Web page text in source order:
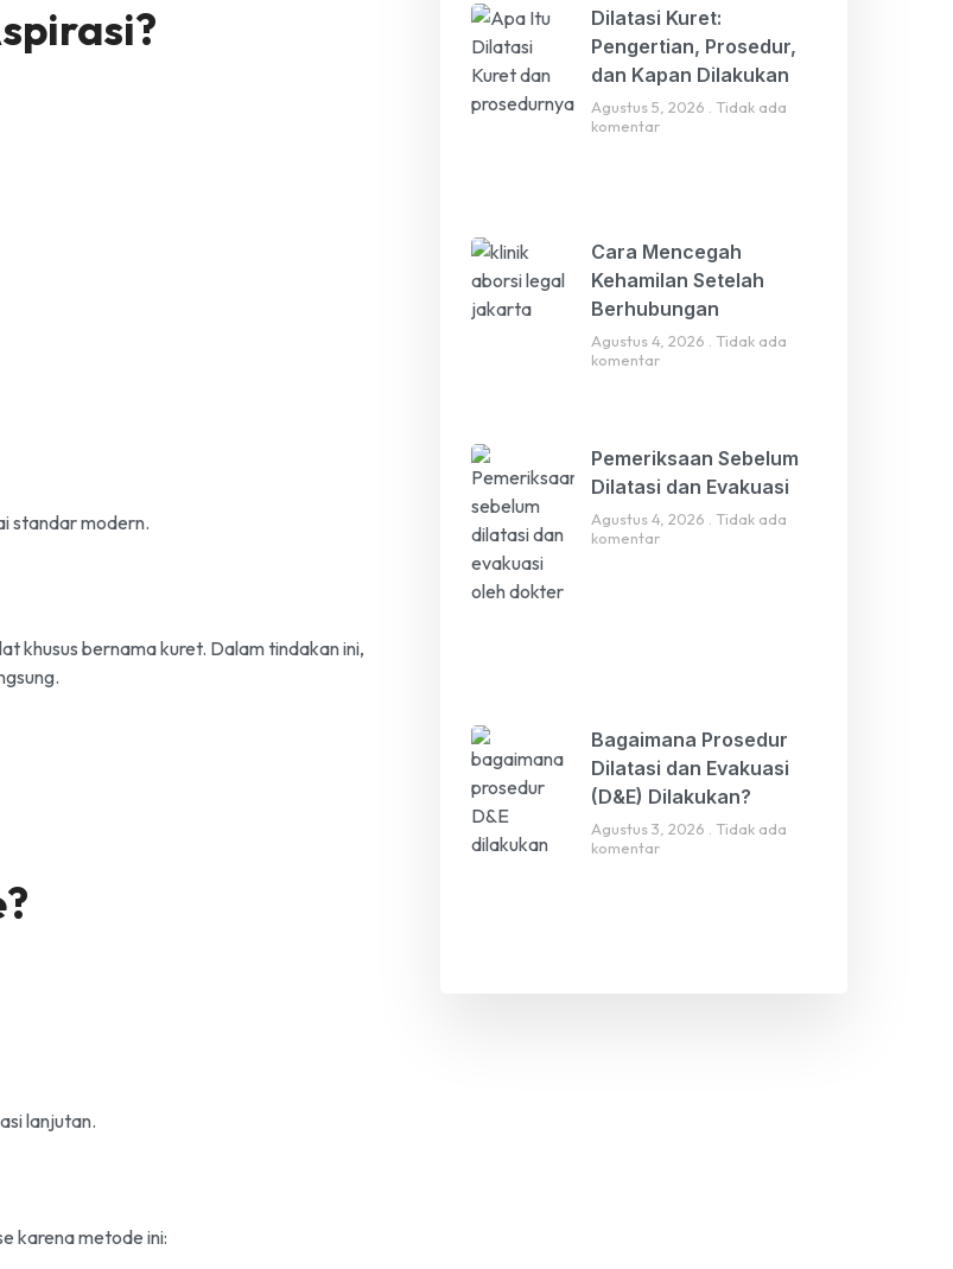
standar modern.
khusus bernama kuret. Dalam tindakan ini,
lanjutan.
karena metode ini:
Dilatasi Kuret:
Pengertian, Prosedur,
dan Kapan Dilakukan
Agustus 5, 2026
Tidak ada
komentar
Cara Mencegah
Kehamilan Setelah
Berhubungan
Agustus 4, 2026
Tidak ada
komentar
Pemeriksaan Sebelum
Dilatasi dan Evakuasi
Agustus 4, 2026
Tidak ada
komentar
Bagaimana Prosedur
Dilatasi dan Evakuasi
(D&E) Dilakukan?
Agustus 3, 2026
Tidak ada
komentar